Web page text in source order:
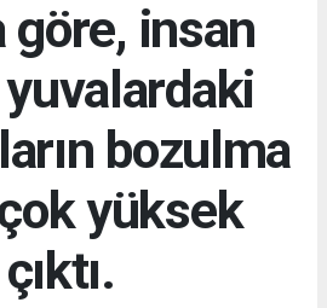
göre, insan
bozulma
yüksek